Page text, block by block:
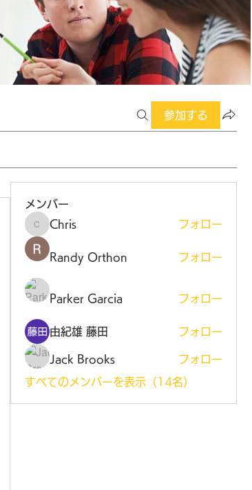
参加する
メンバー
Chris
Chris フォロー
Randy Orthon フォロー
Parker Garcia フォロー
由紀雄 藤田 フォロー
Jack Brooks フォロー
すべてのメンバーを表示（14名）